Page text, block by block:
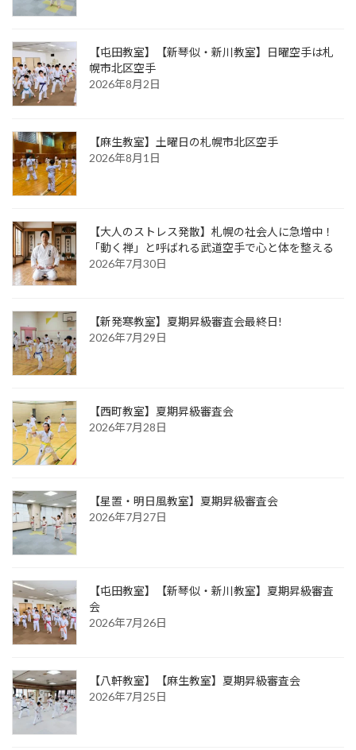
【屯田教室】【新琴似・新川教室】日曜空手は札
幌市北区空手
2026年8月2日
【麻生教室】土曜日の札幌市北区空手
2026年8月1日
【大人のストレス発散】札幌の社会人に急増中！
「動く禅」と呼ばれる武道空手で心と体を整える
2026年7月30日
【新発寒教室】夏期昇級審査会最終日!
2026年7月29日
【西町教室】夏期昇級審査会
2026年7月28日
【星置・明日風教室】夏期昇級審査会
2026年7月27日
【屯田教室】【新琴似・新川教室】夏期昇級審査
会
2026年7月26日
【八軒教室】【麻生教室】夏期昇級審査会
2026年7月25日